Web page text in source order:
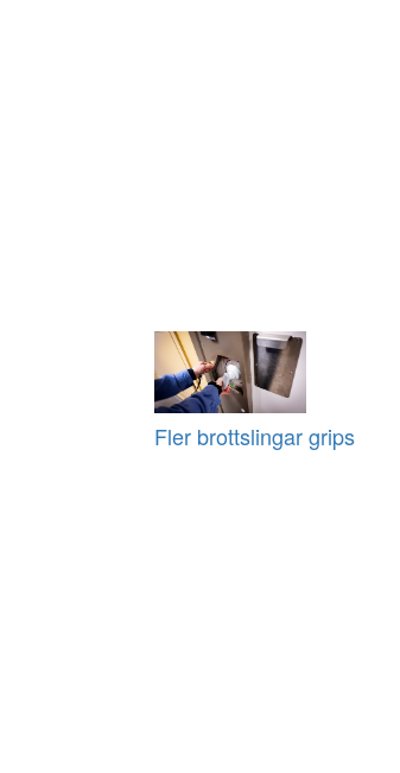
Fler brottslingar grips